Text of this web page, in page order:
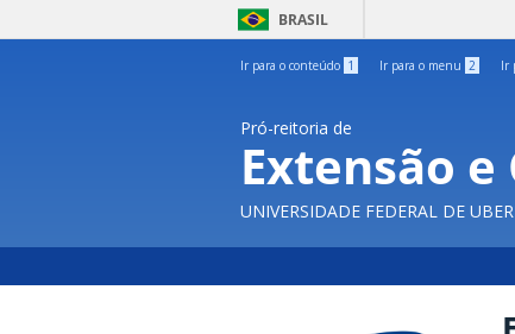
BRASIL
Ir para o conteúdo 1 Ir para o menu 2 Ir
Pró-reitoria de
Extensão
UNIVERSIDADE FEDERAL DE